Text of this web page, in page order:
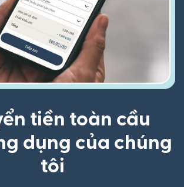
tiền toàn cầu
dụng của chúng
tôi